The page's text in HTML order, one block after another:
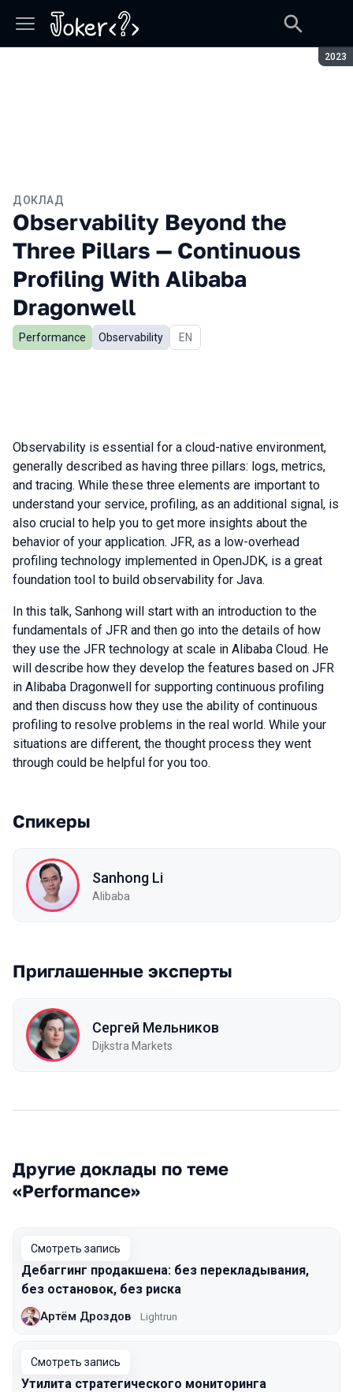
2023
ДОКЛАД
Observability Beyond the
Three Pillars — Continuous
Profiling With Alibaba
Dragonwell
Performance Observability На английском языке
EN
Observability is essential for a cloud-native environment,
generally described as having three pillars: logs, metrics,
and tracing. While these three elements are important to
understand your service, profiling, as an additional signal, is
also crucial to help you to get more insights about the
behavior of your application. JFR, as a low-overhead
profiling technology implemented in OpenJDK, is a great
foundation tool to build observability for Java.
In this talk, Sanhong will start with an introduction to the
fundamentals of JFR and then go into the details of how
they use the JFR technology at scale in Alibaba Cloud. He
will describe how they develop the features based on JFR
in Alibaba Dragonwell for supporting continuous profiling
and then discuss how they use the ability of continuous
profiling to resolve problems in the real world. While your
situations are different, the thought process they went
through could be helpful for you too.
Спикеры
Sanhong Li
Alibaba
Приглашенные эксперты
Сергей Мельников
Dijkstra Markets
Другие доклады по теме
«Performance»
Смотреть запись
Дебаггинг продакшена: без перекладывания,
без остановок, без риска
Артём Дроздов Lightrun
Смотреть запись
Утилита стратегического мониторинга